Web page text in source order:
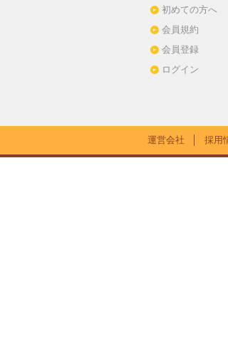
初めての方へ
会員規約
会員登録
ログイン
運営会社 採用